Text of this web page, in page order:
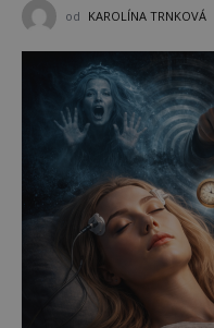
od KAROLÍNA TRNKOVÁ